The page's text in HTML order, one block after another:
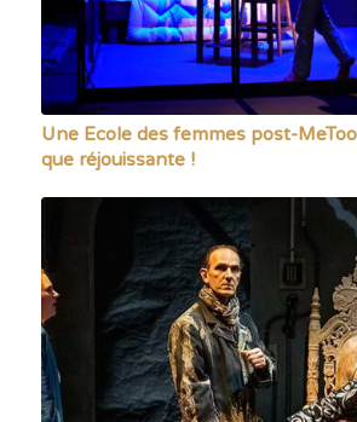
Une Ecole des femmes post-
que réjouissante !